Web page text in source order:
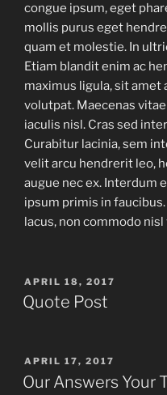
congue ipsum, eget
mollis purus eget
quam et molestie. In
Etiam blandit enim ac
maximus ligula, sit amet
volutpat. Maecenas
iaculis nisl. Cras sed
Curabitur lacinia, sem
velit arcu hendrerit leo,
augue nec ex. Interdum
ipsum primis in
lacus, non commodo
APRIL 18, 2017
Quote Post
APRIL 17, 2017
Our Answers Your